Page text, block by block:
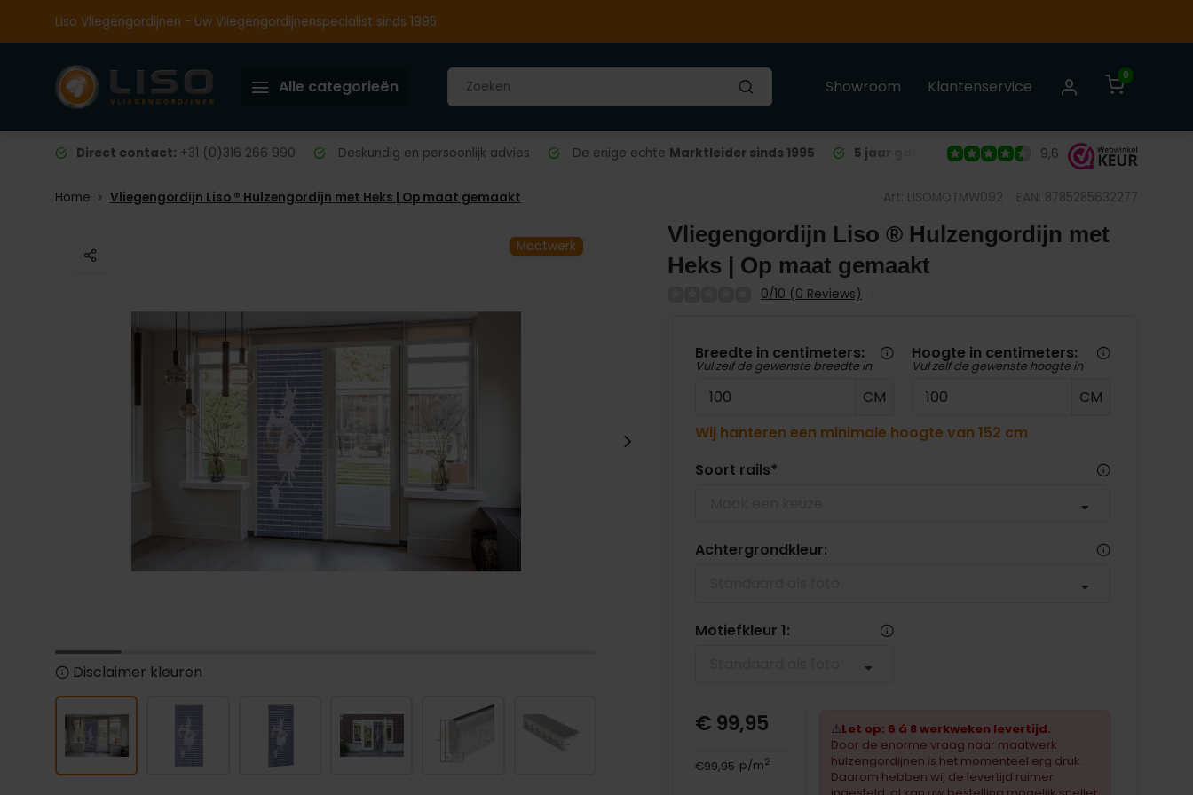
Liso Vliegengordijnen - Uw Vliegengordijnenspecialist sinds 1995
Alle categorieën Showroom Klantenservice
0
Direct contact: +31 (0)316 266 990 Deskundig en persoonlijk advies De enige echte Marktleider sinds 1995 5 jaar garantieop alle Liso® Vliegengordijnen
9,6
Home Vliegengordijn Liso ® Hulzengordijn met Heks | Op maat gemaakt Art: LISOMOTMW092 EAN: 8785285632277
Maatwerk
Disclaimer kleuren
Vliegengordijn Liso ® Hulzengordijn met
Heks | Op maat gemaakt
0/10 (0 Reviews)
Breedte in centimeters:
Vul zelf de gewenste breedte in
CM
Hoogte in centimeters:
Vul zelf de gewenste hoogte in
CM
Wij hanteren een minimale hoogte van 152 cm
Soort rails*
Achtergrondkleur:
Motiefkleur 1:
€ 99,95
€99,95 p/m2
⚠️Let op: 6 á 8 werkweken levertijd.
Door de enorme vraag naar maatwerk
hulzengordijnen is het momenteel erg druk.
Daarom hebben wij de levertijd ruimer